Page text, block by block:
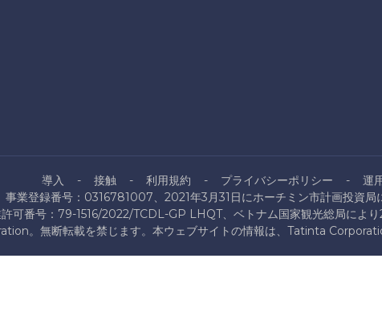
導入 接触 利用規約 プライバシーポリシー
運
事業登録番号：0316781007、2021年3月31日にホーチミン市計画投資局
可番号：79-1516/2022/TCDL-GP LHQT、ベトナム国家観光総局により
。無断転載を禁じます。本ウェブサイトの情報は、Tatinta